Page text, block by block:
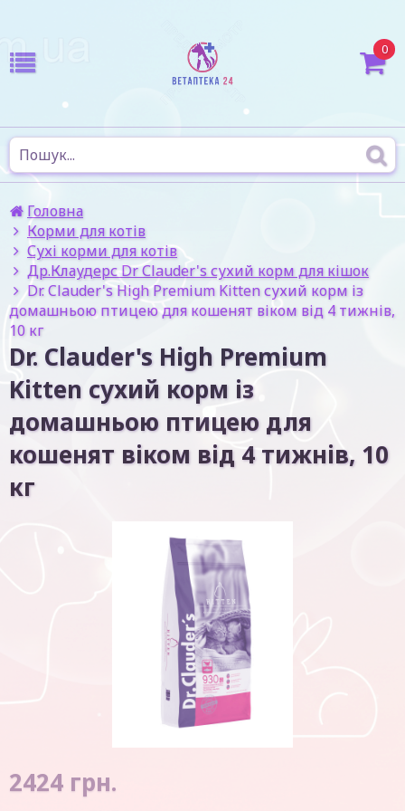
0
Головна
Корми для котів
Сухі корми для котів
Др.Клаудерс Dr Сlauder's сухий корм для кішок
Dr. Clauder's High Premium Kitten сухий корм із
домашньою птицею для кошенят віком від 4 тижнів,
10 кг
Dr. Clauder's High Premium
Kitten сухий корм із
домашньою птицею для
кошенят віком від 4 тижнів, 10
кг
2424 грн.